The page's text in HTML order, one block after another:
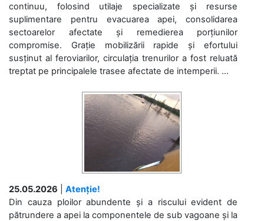
continuu, folosind utilaje specializate și resurse
suplimentare pentru evacuarea apei, consolidarea
sectoarelor afectate și remedierea porțiunilor
compromise. Grație mobilizării rapide și efortului
susținut al feroviarilor, circulația trenurilor a fost reluată
treptat pe principalele trasee afectate de intemperii. ...
25.05.2026
Atenție!
Din cauza ploilor abundente și a riscului evident de
pătrundere a apei la componentele de sub vagoane și la